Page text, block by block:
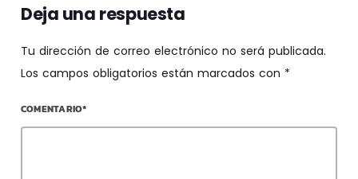
Deja una respuesta
Tu dirección de correo electrónico no será publicada.
Los campos obligatorios están marcados con *
COMENTARIO*